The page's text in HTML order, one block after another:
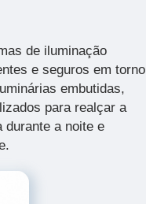
de iluminação
e seguros em torno
embutidas,
para realçar a
durante a noite e